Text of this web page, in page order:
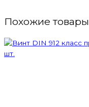
Похожие товары